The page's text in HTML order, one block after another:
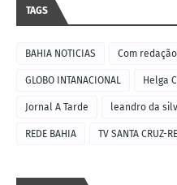
TAGS
BAHIA NOTICIAS Com
GLOBO INTANACIONAL Helga
Jornal A Tarde leandro da
REDE BAHIA TV SANTA CRUZ-